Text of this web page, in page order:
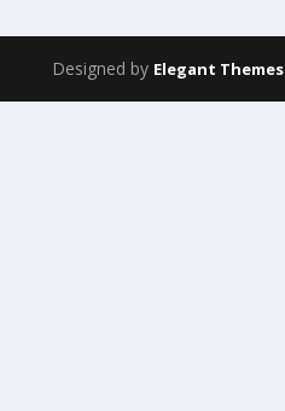
Designed by Elegant Themes